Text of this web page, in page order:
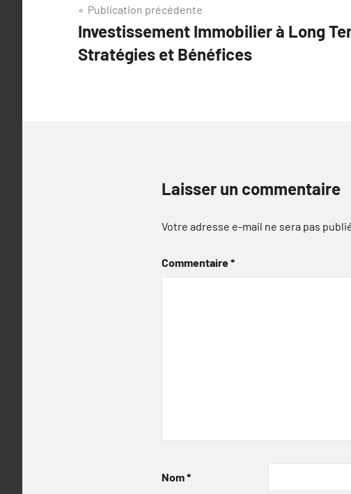
Navigation
de
l’article
Publication précédente
Investissement Immobilier à Long
Stratégies et Bénéfices
Laisser un commentaire
Votre adresse e-mail ne sera pas
Commentaire*
Nom*